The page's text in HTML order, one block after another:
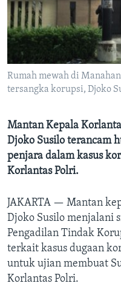
Rumah mewah di
tersangka korupsi, Djoko
Mantan Kepala
Djoko Susilo terancam
penjara dalam kasus
Korlantas Polri.
JAKARTA — Mantan
Djoko Susilo menjalani
Pengadilan Tindak
terkait kasus dugaan
untuk ujian membuat
Korlantas Polri.